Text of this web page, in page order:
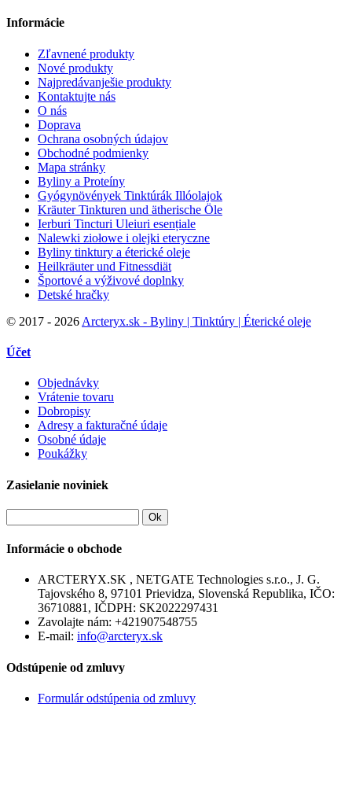
Informácie
Zľavnené produkty
Nové produkty
Najpredávanješie produkty
Kontaktujte nás
O nás
Doprava
Ochrana osobných údajov
Obchodné podmienky
Mapa stránky
Byliny a Proteíny
Gyógynövények Tinktúrák Illóolajok
Kräuter Tinkturen und ätherische Öle
Ierburi Tincturi Uleiuri esențiale
Nalewki ziołowe i olejki eteryczne
Byliny tinktury a éterické oleje
Heilkräuter und Fitnessdiät
Športové a výživové doplnky
Detské hračky
© 2017 - 2026 Arcteryx.sk - Byliny | Tinktúry | Éterické oleje
Účet
Objednávky
Vrátenie tovaru
Dobropisy
Adresy a fakturačné údaje
Osobné údaje
Poukážky
Zasielanie noviniek
Ok
Informácie o obchode
ARCTERYX.SK , NETGATE Technologies s.r.o., J. G.
Tajovského 8, 97101 Prievidza, Slovenská Republika, IČO:
36710881, IČDPH: SK2022297431
Zavolajte nám: +421907548755
E-mail: info@arcteryx.sk
Odstúpenie od zmluvy
Formulár odstúpenia od zmluvy